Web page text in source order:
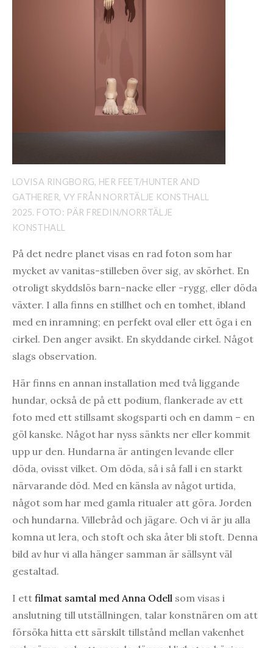
LOVISA RINGBORG, HER FEET/HUNTER AND
GATHERER, VY FRÅN NORRTÄLJE KONSTHALL
2025. FOTO: PÄR FREDIN/NORRTÄLJE
KONSTHALL
På det nedre planet visas en rad foton som har
mycket av vanitas-stilleben över sig, av skörhet. En
otroligt skyddslös barn-nacke eller -rygg, eller döda
växter. I alla finns en stillhet och en tomhet, ibland
med en inramning; en perfekt oval eller ett öga i en
cirkel. Den anger avsikt. En skyddande cirkel. Något
slags observation.
Här finns en annan installation med två liggande
hundar, också de på ett podium, flankerade av ett
foto med ett stillsamt skogsparti och en damm – en
göl kanske. Något har nyss sänkts ner eller kommit
upp ur den. Hundarna är antingen levande eller
döda, ovisst vilket. Om döda, så i så fall i en starkt
närvarande död. Med en känsla av något urtida,
något som har med gamla ritualer att göra. Jorden
och hundarna. Villebråd och jägare. Och vi är ju alla
komna ut lera, och stoft och ska åter bli stoft. Denna
bild av hur vi alla hänger samman är sällsynt väl
gestaltad.
I ett filmat samtal med Anna Odell som visas i
anslutning till utställningen, talar konstnären om att
försöka hitta ett särskilt tillstånd mellan vakenhet